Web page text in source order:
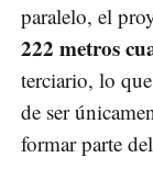
paralelo, el
222 metros
terciario, lo
de ser
formar parte